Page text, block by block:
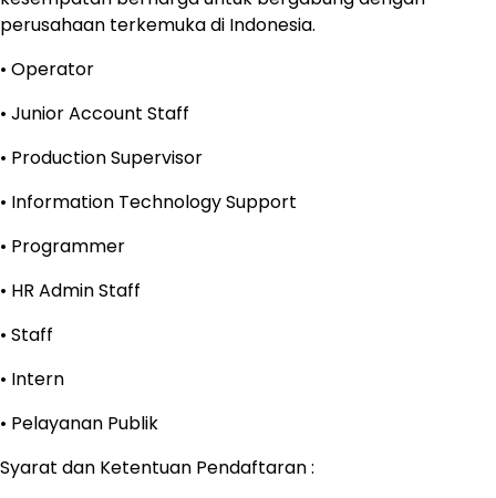
perusahaan terkemuka di Indonesia.
• Operator
• Junior Account Staff
• Production Supervisor
• Information Technology Support
• Programmer
• HR Admin Staff
• Staff
• Intern
• Pelayanan Publik
Syarat dan Ketentuan Pendaftaran :